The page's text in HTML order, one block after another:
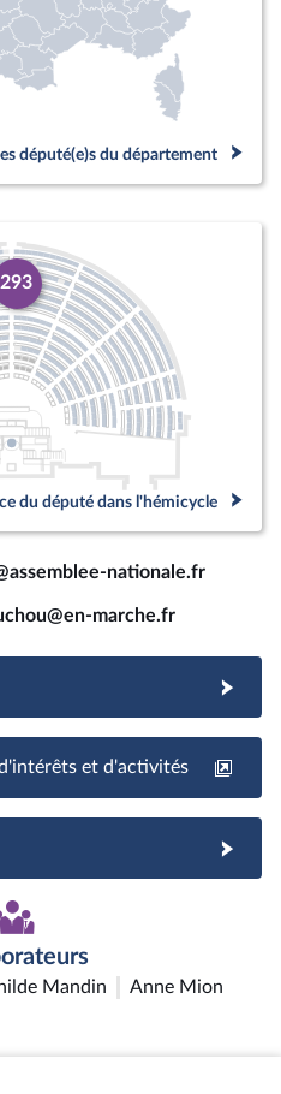
député(e)s du département
293
du député dans l'hémicycle
nationale.fr
marche.fr
et d'activités
Mandin Anne Mion